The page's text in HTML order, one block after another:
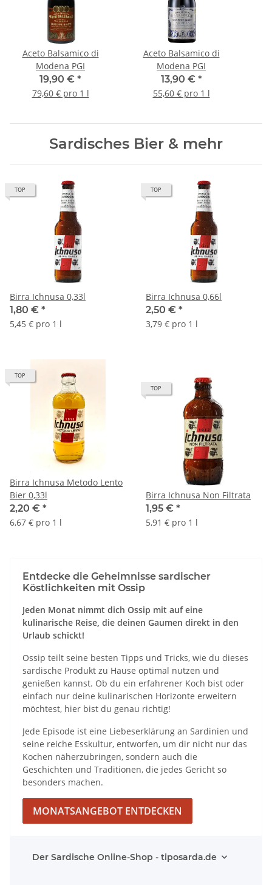
Aceto Balsamico di
Modena PGI
19,90 € *
79,60 € pro 1 l
Aceto Balsamico di
Modena PGI
13,90 € *
55,60 € pro 1 l
Sardisches Bier & mehr
TOP
Birra Ichnusa 0,33l
1,80 € *
5,45 € pro 1 l
TOP
Birra Ichnusa 0,66l
2,50 € *
3,79 € pro 1 l
TOP
Birra Ichnusa Metodo Lento
Bier 0,33l
2,20 € *
6,67 € pro 1 l
TOP
Birra Ichnusa Non Filtrata
1,95 € *
5,91 € pro 1 l
Entdecke die Geheimnisse sardischer
Köstlichkeiten mit Ossip
Jeden Monat nimmt dich Ossip mit auf eine
kulinarische Reise, die deinen Gaumen direkt in den
Urlaub schickt!
Ossip teilt seine besten Tipps und Tricks, wie du dieses
sardische Produkt zu Hause optimal nutzen und
genießen kannst. Ob du ein erfahrener Koch bist oder
einfach nur deine kulinarischen Horizonte erweitern
möchtest, hier bist du genau richtig!
Jede Episode ist eine Liebeserklärung an Sardinien und
seine reiche Esskultur, entworfen, um dir nicht nur das
Kochen näherzubringen, sondern auch die
Geschichten und Traditionen, die jedes Gericht so
besonders machen.
MONATSANGEBOT ENTDECKEN
Der Sardische Online-Shop - tiposarda.de